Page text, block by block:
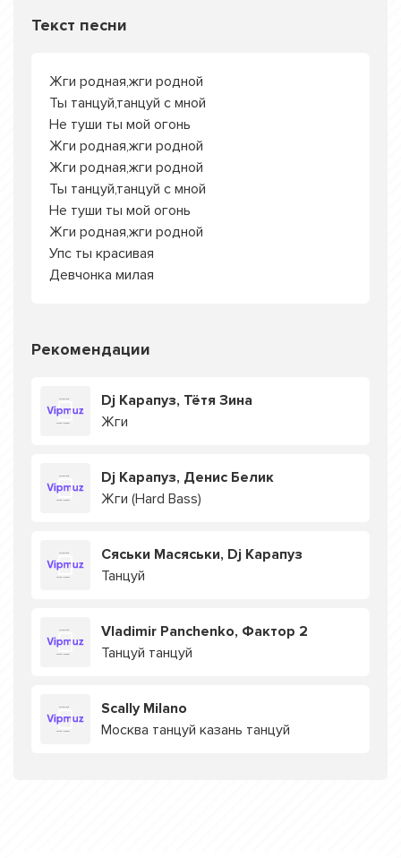
Текст песни
Жги родная,жги родной
Ты танцуй,танцуй с мной
Не туши ты мой огонь
Жги родная,жги родной
Жги родная,жги родной
Ты танцуй,танцуй с мной
Не туши ты мой огонь
Жги родная,жги родной
Упс ты красивая
Девчонка милая
Рекомендации
Dj Карапуз, Тётя Зина
Жги
Dj Карапуз, Денис Белик
Жги (Hard Bass)
Сяськи Масяськи, Dj Карапуз
Танцуй
Vladimir Panchenko, Фактор 2
Танцуй танцуй
Scally Milano
Москва танцуй казань танцуй